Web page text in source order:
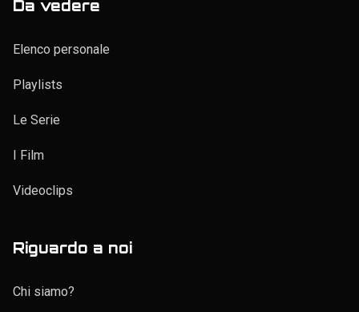
Da vedere
Elenco personale
Playlists
Le Serie
I Film
Videoclips
Riguardo a noi
Chi siamo?